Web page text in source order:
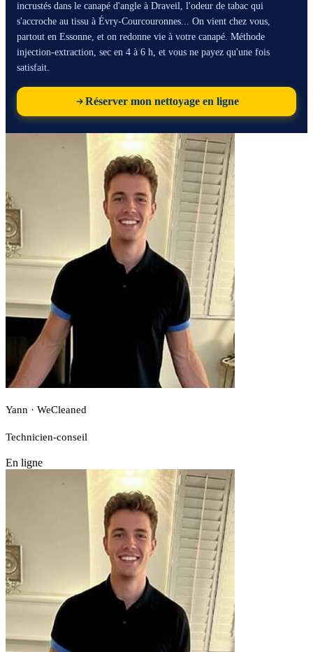
incrustés dans le canapé d'angle à Draveil, l'odeur de tabac qui
s'accroche au tissu à Évry-Courcouronnes... On vient chez vous,
partout en Essonne, et on redonne vie à votre canapé. Méthode
injection-extraction, sec en 4 à 6 h, et vous ne payez qu'une fois
satisfait.
Réserver mon nettoyage en ligne
Yann · WeCleaned
Technicien-conseil
En ligne